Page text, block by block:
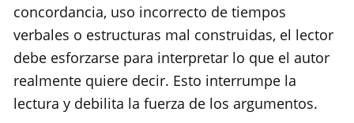
concordancia, uso incorrecto de tiempos
verbales o estructuras mal construidas, el lector
debe esforzarse para interpretar lo que el autor
realmente quiere decir. Esto interrumpe la
lectura y debilita la fuerza de los argumentos.